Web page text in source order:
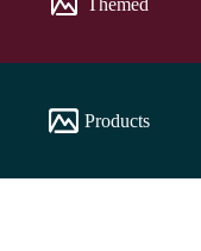
Themed
Products